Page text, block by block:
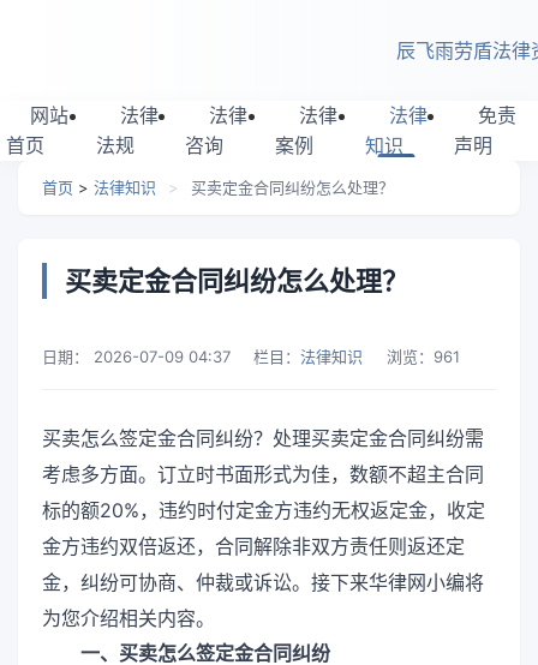
辰飞雨劳盾法律
网站
首页
法律
法规
法律
咨询
法律
案例
法律
知识
免责
声明
首页 > 法律知识 > 买卖定金合同纠纷怎么处理？
买卖定金合同纠纷怎么处理？
日期： 2026-07-09 04:37 栏目： 法律知识 浏览： 961
买卖怎么签定金合同纠纷？处理买卖定金合同纠纷需
考虑多方面。订立时书面形式为佳，数额不超主合同
标的额20%，违约时付定金方违约无权返定金，收定
金方违约双倍返还，合同解除非双方责任则返还定
金，纠纷可协商、仲裁或诉讼。接下来华律网小编将
为您介绍相关内容。
一、买卖怎么签定金合同纠纷